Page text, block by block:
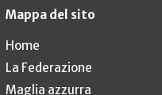
Mappa del sito
Home
La Federazione
Maglia azzurra